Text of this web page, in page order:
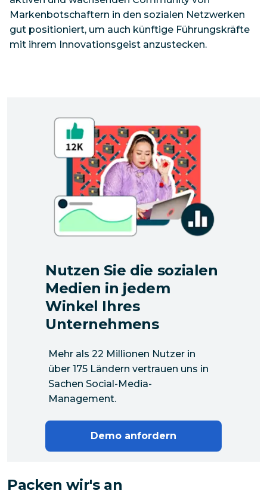
Markenbotschaftern in den sozialen Netzwerken
gut positioniert, um auch künftige Führungskräfte
mit ihrem Innovationsgeist anzustecken.
Packen wir's an
Nutzen Sie die sozialen
Medien in jedem
Winkel Ihres
Unternehmens
Mehr als 22 Millionen Nutzer in
über 175 Ländern vertrauen uns in
Sachen Social-Media-
Management.
Demo anfordern